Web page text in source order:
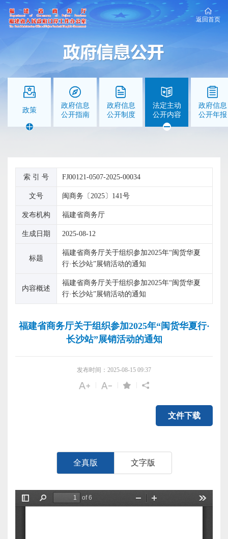
返回首页
政策
政府信息
公开指南
政府信息
公开制度
法定主动
公开内容
政府信息
公开年报
索 引 号 FJ00121-0507-2025-00034
文号 闽商务〔2025〕141号
发布机构 福建省商务厅
生成日期 2025-08-12
标题
福建省商务厅关于组织参加2025年“闽货华夏
行·长沙站”展销活动的通知
内容概述
福建省商务厅关于组织参加2025年“闽货华夏
行·长沙站”展销活动的通知
福建省商务厅关于组织参加2025年“闽货华夏行·
长沙站”展销活动的通知
发布时间：2025-08-15 09:37
文件下载
全真版 文字版